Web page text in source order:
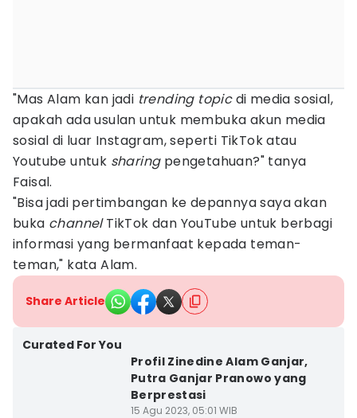
"Mas Alam kan jadi trending topicdi media sosial,
apakah ada usulan untuk membuka akun media
sosial di luar Instagram, seperti TikTok atau
Youtube untuk sharingpengetahuan?" tanya
Faisal.
"Bisa jadi pertimbangan ke depannya saya akan
buka channelTikTok dan YouTube untuk berbagi
informasi yang bermanfaat kepada teman-
teman," kata Alam.
Share Article
Curated For You
Profil Zinedine Alam Ganjar,
Putra Ganjar Pranowo yang
Berprestasi
15 Agu 2023, 05:01 WIB